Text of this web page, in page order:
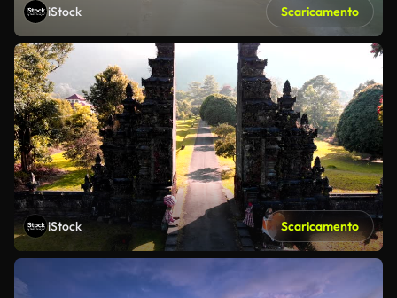
iStock Scaricamento
iStock Scaricamento